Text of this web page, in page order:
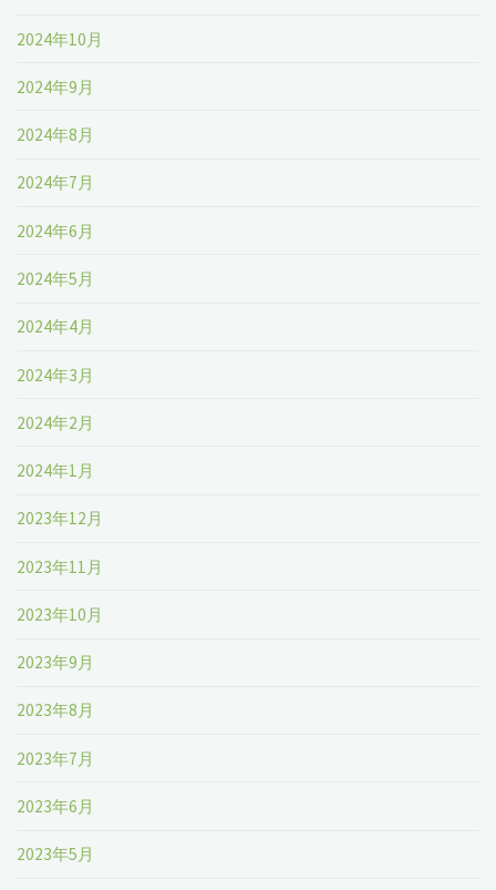
2024年10月
2024年9月
2024年8月
2024年7月
2024年6月
2024年5月
2024年4月
2024年3月
2024年2月
2024年1月
2023年12月
2023年11月
2023年10月
2023年9月
2023年8月
2023年7月
2023年6月
2023年5月